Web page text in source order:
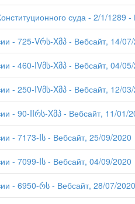
суда - 2/1/1289
- 725-Vრს-Xმპ - Вебсайт, 14/
- 460-IVმს-Xმპ - Вебсайт, 04/
- 250-IVმს-Xმპ - Вебсайт, 12/
- 90-IIრს-Xმპ - Вебсайт, 11/
- 7173-Iს - Вебсайт, 25/09/2020
- 7099-Iს - Вебсайт, 04/09/2020
- 6950-რს - Вебсайт, 28/07/2020